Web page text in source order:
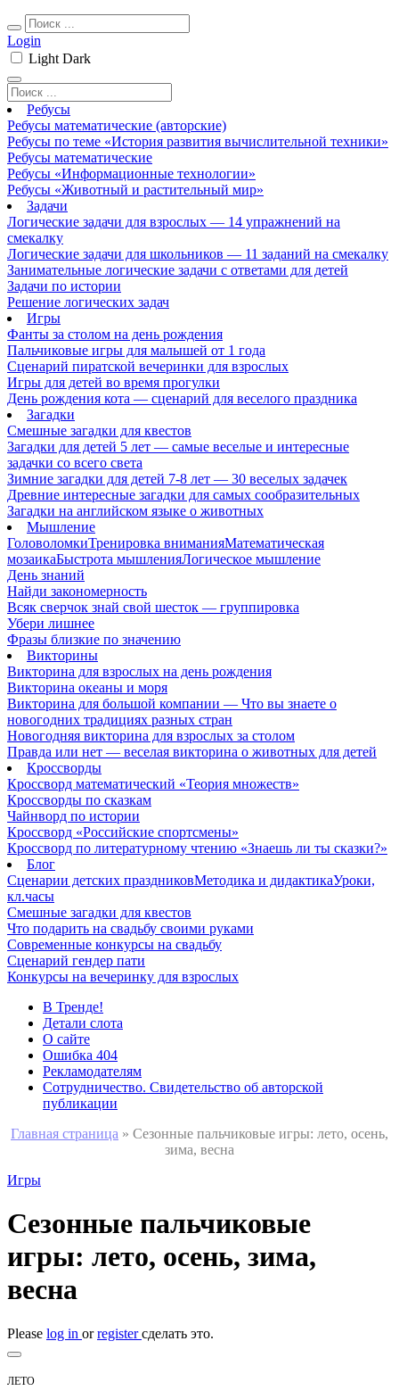
Login
Light Dark
Ребусы
Ребусы математические (авторские)
Ребусы по теме «История развития вычислительной техники»
Ребусы математические
Ребусы «Информационные технологии»
Ребусы «Животный и растительный мир»
Задачи
Логические задачи для взрослых — 14 упражнений на
смекалку
Логические задачи для школьников — 11 заданий на смекалку
Занимательные логические задачи с ответами для детей
Задачи по истории
Решение логических задач
Игры
Фанты за столом на день рождения
Пальчиковые игры для малышей от 1 года
Сценарий пиратской вечеринки для взрослых
Игры для детей во время прогулки
День рождения кота — сценарий для веселого праздника
Загадки
Смешные загадки для квестов
Загадки для детей 5 лет — самые веселые и интересные
задачки со всего света
Зимние загадки для детей 7-8 лет — 30 веселых задачек
Древние интересные загадки для самых сообразительных
Загадки на английском языке о животных
Мышление
ГоловоломкиТренировка вниманияМатематическая
мозаикаБыстрота мышленияЛогическое мышление
День знаний
Найди закономерность
Всяк сверчок знай свой шесток — группировка
Убери лишнее
Фразы близкие по значению
Викторины
Викторина для взрослых на день рождения
Викторина океаны и моря
Викторина для большой компании — Что вы знаете о
новогодних традициях разных стран
Новогодняя викторина для взрослых за столом
Правда или нет — веселая викторина о животных для детей
Кроссворды
Кроссворд математический «Теория множеств»
Кроссворды по сказкам
Чайнворд по истории
Кроссворд «Российские спортсмены»
Кроссворд по литературному чтению «Знаешь ли ты сказки?»
Блог
Сценарии детских праздниковМетодика и дидактикаУроки,
кл.часы
Смешные загадки для квестов
Что подарить на свадьбу своими руками
Современные конкурсы на свадьбу
Сценарий гендер пати
Конкурсы на вечеринку для взрослых
В Тренде!
Детали слота
О сайте
Ошибка 404
Рекламодателям
Сотрудничество. Свидетельство об авторской
публикации
Главная страница » Сезонные пальчиковые игры: лето, осень,
зима, весна
Игры
Сезонные пальчиковые
игры: лето, осень, зима,
весна
Please log in orregisterсделать это.
ЛЕТО